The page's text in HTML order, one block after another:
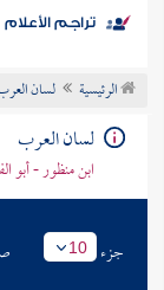
موضوعي
تراجم الأعلام
الرئيسية لسان
لسان العرب
ابن منظور - أبو
جزء 10